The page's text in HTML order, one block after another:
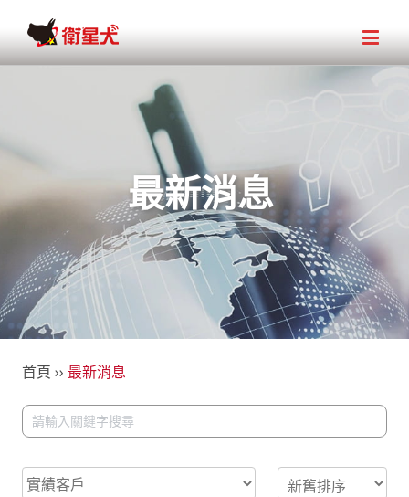
最新消息
首頁 ›› 最新消息